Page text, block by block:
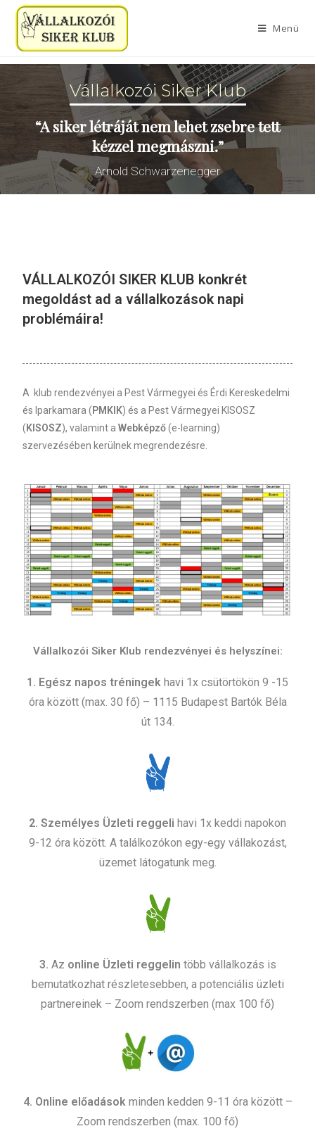
Menü
Vállalkozói Siker Klub
“A siker létráját nem lehet zsebre tett
kézzel megmászni.”
Arnold Schwarzenegger
VÁLLALKOZÓI SIKER KLUB konkrét
megoldást ad a vállalkozások napi
problémáira!
A klub rendezvényei a Pest Vármegyei és Érdi Kereskedelmi
és Iparkamara (PMKIK) és a Pest Vármegyei KISOSZ
(KISOSZ), valamint aWebképző(e-learning)
szervezésében kerülnek megrendezésre.
Vállalkozói Siker Klub rendezvényei és helyszínei:
1. Egész napos tréningek havi 1x csütörtökön 9 -15
óra között (max. 30 fő) – 1115 Budapest Bartók Béla
út 134.
2. Személyes Üzleti reggeli havi 1x keddi napokon
9-12 óra között. A találkozókon egy-egy vállakozást,
üzemet látogatunk meg.
3. Az online Üzleti reggelin több vállalkozás is
bemutatkozhat részletesebben, a potenciális üzleti
partnereinek – Zoom rendszerben (max 100 fő)
4. Online előadások minden kedden 9-11 óra között –
Zoom rendszerben (max. 100 fő)